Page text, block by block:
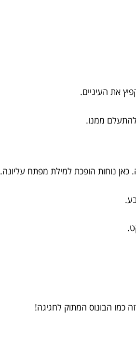
את העיניים.
ממנו.
נוחות הופכת למילת מפתח עליונה.
כמו הבונוס המתוק לחגיגה!